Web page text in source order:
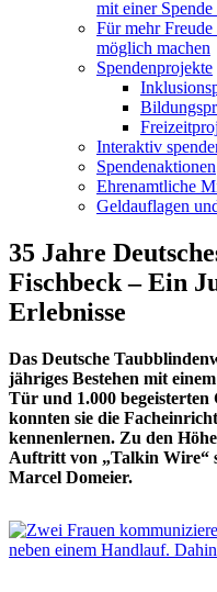
mit einer
Für mehr
möglich machen
Spendenprojekte
Interaktiv
Spendenaktionen
Ehrenamtliche
Geldauflagen
35 Jahre
Fischbeck – Ein
Erlebnisse
Das Deutsche
jähriges Bestehen mit
Tür und 1.000 begeisterten
konnten sie die
kennenlernen. Zu den
Auftritt von „Talkin Wire“
Marcel Domeier.